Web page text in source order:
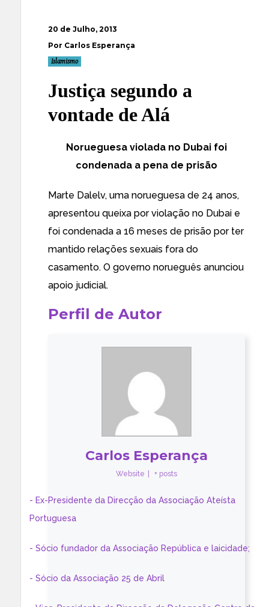
20 de Julho, 2013
Por Carlos Esperança
Islamismo
Justiça segundo a
vontade de Alá
Norueguesa violada no Dubai foi
condenada a pena de prisão
Marte Dalelv, uma norueguesa de 24 anos,
apresentou queixa por violação no Dubai e
foi condenada a 16 meses de prisão por ter
mantido relações sexuais fora do
casamento. O governo norueguês anunciou
apoio judicial.
Perfil de Autor
Carlos Esperança
Website + posts
- Ex-Presidente da Direcção da Associação Ateísta
Portuguesa
- Sócio fundador da Associação República e laicidade;
- Sócio da Associação 25 de Abril